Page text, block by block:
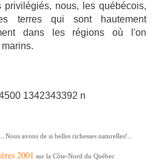
privilégiés, nous, les québécois,
terres qui sont hautement
dans les régions où l'on
avons de si belles richesses naturelles!...
2001 sur la Côte-Nord du Québec